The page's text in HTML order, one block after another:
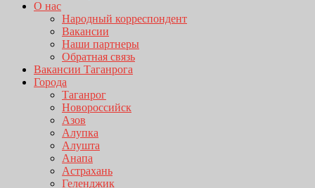
О нас
Народный корреспондент
Вакансии
Наши партнеры
Обратная связь
Вакансии Таганрога
Города
Таганрог
Новороссийск
Азов
Алупка
Алушта
Анапа
Астрахань
Геленджик